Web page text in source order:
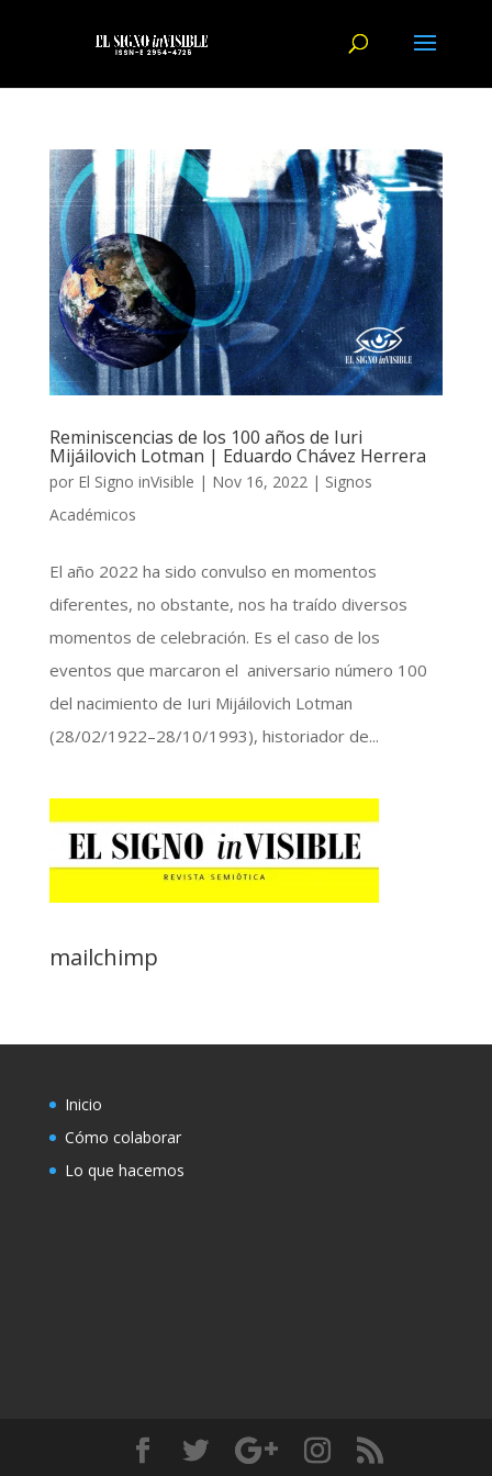
Reminiscencias de los 100 años de Iuri
Mijáilovich Lotman | Eduardo Chávez Herrera
por El Signo inVisible | Nov 16, 2022| Signos
Académicos
El año 2022 ha sido convulso en momentos
diferentes, no obstante, nos ha traído diversos
momentos de celebración. Es el caso de los
eventos que marcaron el aniversario número 100
del nacimiento de Iuri Mijáilovich Lotman
(28/02/1922–28/10/1993), historiador de...
mailchimp
Inicio
Cómo colaborar
Lo que hacemos